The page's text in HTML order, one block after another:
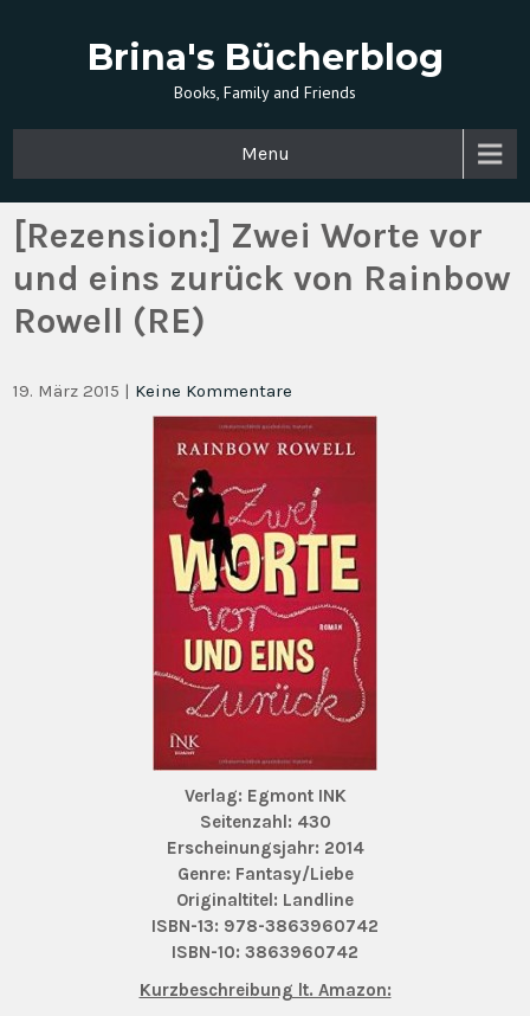
Brina's Bücherblog
Books, Family and Friends
Menu
[Rezension:] Zwei Worte vor
und eins zurück von Rainbow
Rowell (RE)
19. März 2015 | Keine Kommentare
Verlag: Egmont INK
Seitenzahl: 430
Erscheinungsjahr: 2014
Genre: Fantasy/Liebe
Originaltitel: Landline
ISBN-13: 978-3863960742
ISBN-10: 3863960742
Kurzbeschreibung lt. Amazon: